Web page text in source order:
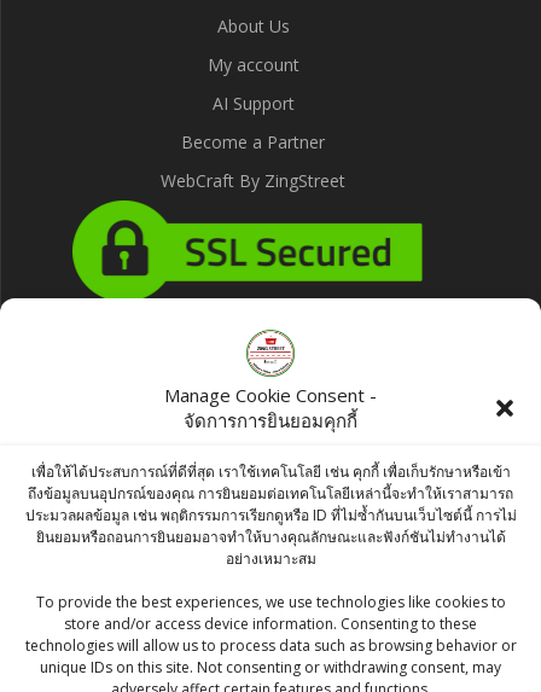
Manage Cookie Consent -
จัดการการยินยอมคุกกี้
เพื่อให้ได้ประสบการณ์ที่ดีที่สุด เราใช้เทคโนโลยี เช่น คุกกี้ เพื่อเก็บรักษาหรือเข้า
ถึงข้อมูลบนอุปกรณ์ของคุณ การยินยอมต่อเทคโนโลยีเหล่านี้จะทำให้เราสามารถ
ประมวลผลข้อมูล เช่น พฤติกรรมการเรียกดูหรือ ID ที่ไม่ซ้ำกันบนเว็บไซต์นี้ การไม่
ยินยอมหรือถอนการยินยอมอาจทำให้บางคุณลักษณะและฟังก์ชันไม่ทำงานได้
อย่างเหมาะสม
To provide the best experiences, we use technologies like cookies to
store and/or access device information. Consenting to these
technologies will allow us to process data such as browsing behavior or
unique IDs on this site. Not consenting or withdrawing consent, may
About Us
My account
AI Support
Become a Partner
WebCraft By ZingStreet
Products
Aro Frozen Spinach 1kg
฿105.00
Chakde Kali Sarso (Black Mustard) 500g
85.00
Chakde Jeera Powder (Cumin Powder)
100g